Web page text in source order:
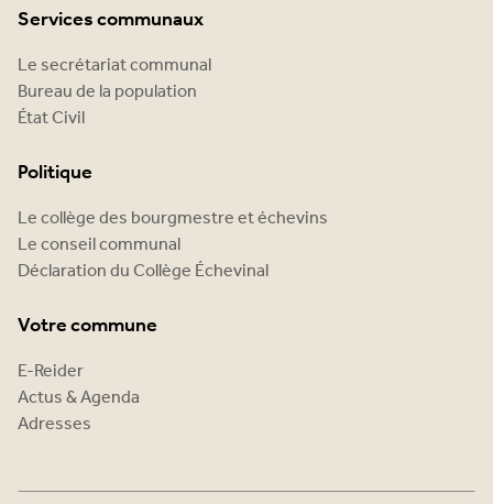
Services communaux
Le secrétariat communal
Bureau de la population
État Civil
Politique
Le collège des bourgmestre et échevins
Le conseil communal
Déclaration du Collège Échevinal
Votre commune
E-Reider
Actus & Agenda
Adresses